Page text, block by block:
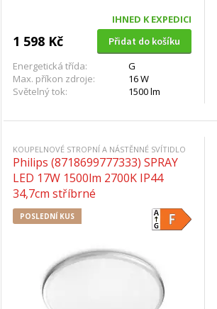
IHNED K EXPEDICI
1 598 Kč
Přidat do košíku
Energetická třída:
G
Max. příkon zdroje:
16 W
Světelný tok:
1500 lm
KOUPELNOVÉ STROPNÍ A NÁSTĚNNÉ SVÍTIDLO
Philips (8718699777333) SPRAY
LED 17W 1500lm 2700K IP44
34,7cm stříbrné
POSLEDNÍ KUS